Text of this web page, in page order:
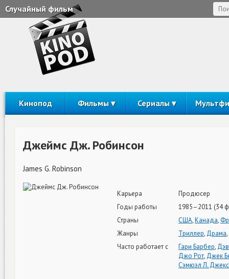
Случайный фильм
Кинопод Фильмы Сериалы
Джеймс Дж. Робинсон
James G. Robinson
Карьера
Продюсер
Годы работы
1985–2011 (34
Страны
США,Канада,
Жанры
Триллер, Драма,
Часто работает с
Гари Барбер,
Джо Рот, Джек
Сэмюэл Л.